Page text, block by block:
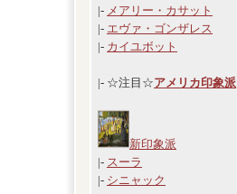
|- メアリー・カサット
|- エヴァ・ゴンザレス
|- カイユボット
|- ☆注目☆アメリカ印象派
新印象派
|- スーラ
|- シニャック